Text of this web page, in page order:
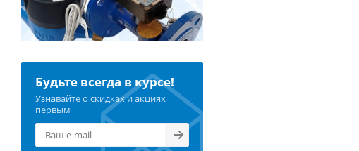
Будьте всегда в курсе!
Узнавайте о скидках и акциях
первым